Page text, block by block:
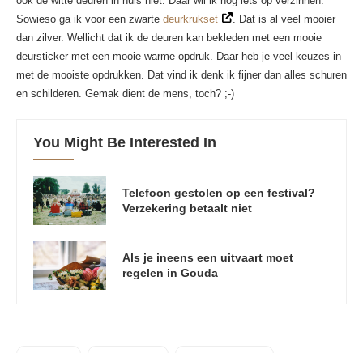
Sowieso ga ik voor een zwarte deurkrukset
. Dat is al veel mooier
dan zilver. Wellicht dat ik de deuren kan bekleden met een mooie
deursticker met een mooie warme opdruk. Daar heb je veel keuzes in
met de mooiste opdrukken. Dat vind ik denk ik fijner dan alles schuren
en schilderen. Gemak dient de mens, toch? ;-)
You Might Be Interested In
Telefoon gestolen op een festival?
Verzekering betaalt niet
Als je ineens een uitvaart moet
regelen in Gouda